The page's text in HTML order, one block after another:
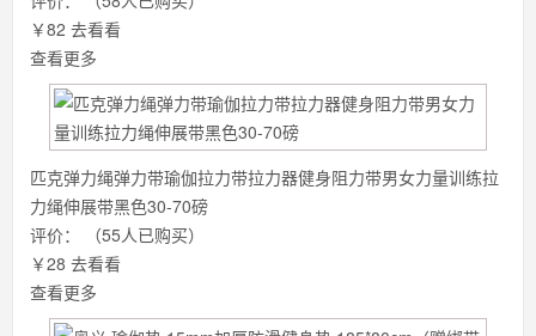
￥82 去看看
查看更多
匹克弹力绳弹力带瑜伽拉力带拉力器健身阻力带男女力量训练拉
力绳伸展带黑色30-70磅
评价：
（55人已购买）
￥28 去看看
查看更多